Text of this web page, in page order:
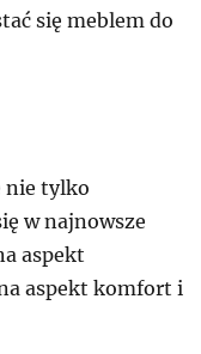
się meblem do
nie tylko
w najnowsze
aspekt
aspekt komfort i